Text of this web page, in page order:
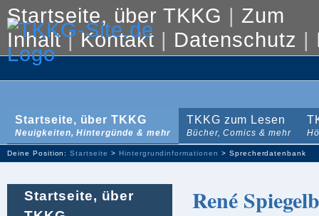
Startseite, über TKKG | Zum
Inhalt|Kontakt | Datenschutz |
Startseite, über TKKG
Neuigkeiten, Hintergünde & mehr
TKKG zum Lesen
Bücher, Comics & mehr
Deine Position:Startseite > Hintergrundinformationen > Sprecherdatenbank
René
Startseite, über